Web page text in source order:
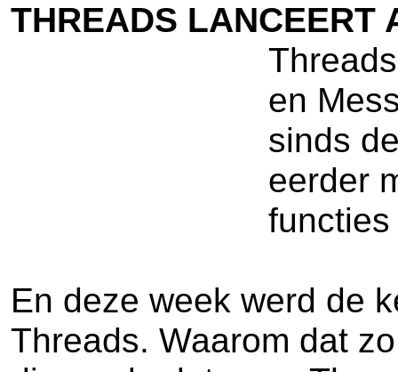
THREADS LANCEERT
en
sinds
eerder
En deze week werd de
Threads. Waarom dat